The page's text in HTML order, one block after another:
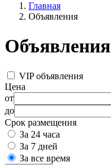
Главная
Объявления
Объявления
VIP объявления
Цена
от
до
Срок размещения
За 24 часа
За 7 дней
За все время